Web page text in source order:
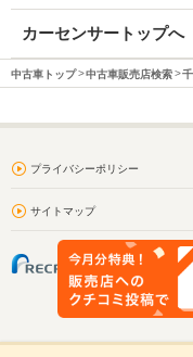
カーセンサートップへ
中古車トップ 中古車販売店検索
プライバシーポリシー
サイトマップ